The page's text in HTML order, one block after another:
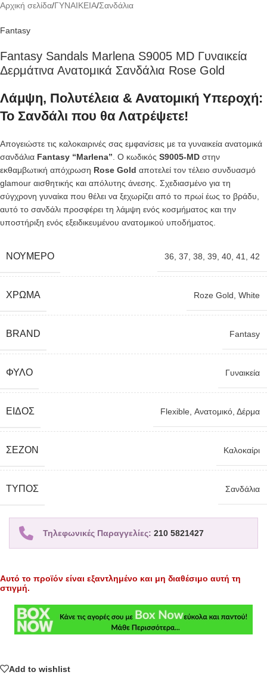
Αρχική σελίδα/ΓΥΝΑΙΚΕΙΑ/Σανδάλια
Fantasy
Fantasy Sandals Marlena S9005 MD Γυναικεία
Δερμάτινα Ανατομικά Σανδάλια Rose Gold
Λάμψη, Πολυτέλεια & Ανατομική Υπεροχή:
Το Σανδάλι που θα Λατρέψετε!
Απογειώστε τις καλοκαιρινές σας εμφανίσεις με τα γυναικεία ανατομικά
σανδάλια Fantasy “Marlena”. Ο κωδικός S9005-MD στην
εκθαμβωτική απόχρωση Rose Gold αποτελεί τον τέλειο συνδυασμό
glamour αισθητικής και απόλυτης άνεσης. Σχεδιασμένο για τη
σύγχρονη γυναίκα που θέλει να ξεχωρίζει από το πρωί έως το βράδυ,
αυτό το σανδάλι προσφέρει τη λάμψη ενός κοσμήματος και την
υποστήριξη ενός εξειδικευμένου ανατομικού υποδήματος.
ΝΟΎΜΕΡΟ 36, 37, 38, 39, 40, 41, 42
ΧΡΏΜΑ Roze Gold, White
BRAND Fantasy
ΦΎΛΟ Γυναικεία
ΕΊΔΟΣ Flexible, Ανατομικό, Δέρμα
ΣΕΖΌΝ Καλοκαίρι
TΎΠΟΣ Σανδάλια
Τηλεφωνικές Παραγγελίες: 210 5821427
Αυτό το προϊόν είναι εξαντλημένο και μη διαθέσιμο αυτή τη
στιγμή.
Add to wishlist